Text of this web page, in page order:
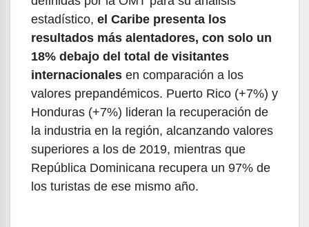
estadístico, el Caribe presenta los
resultados más alentadores, con solo un
18% debajo del total de visitantes
internacionales en comparación a los
valores prepandémicos. Puerto Rico (+7%) y
Honduras (+7%) lideran la recuperación de
la industria en la región, alcanzando valores
superiores a los de 2019, mientras que
República Dominicana recupera un 97% de
los turistas de ese mismo año.